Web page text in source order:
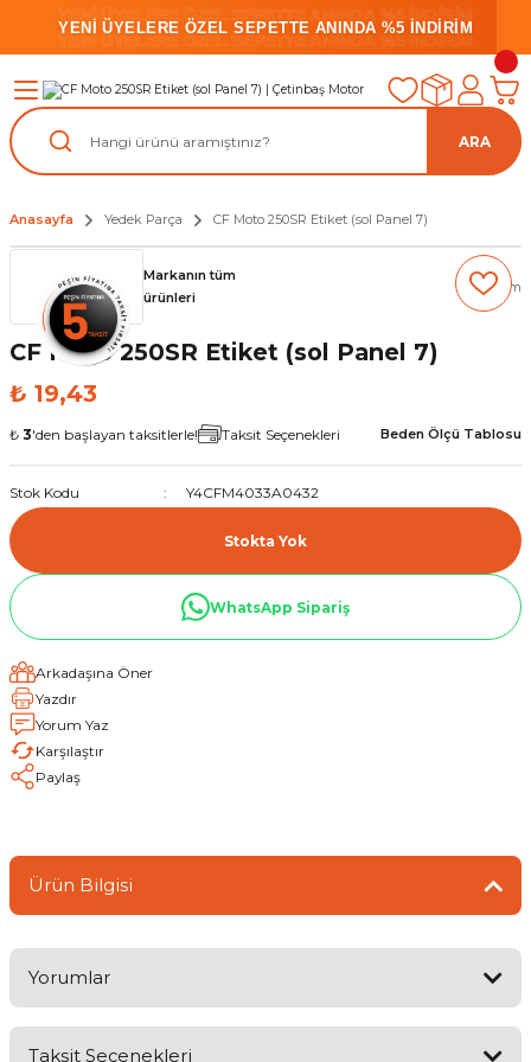
YENİ ÜYELERE ÖZEL SEPETTE ANINDA %5 İNDİRİM
YENİ ÜYELERE ÖZEL SEPETTE ANINDA %5 İNDİRİM
YENİ ÜYELERE ÖZEL SEPETTE ANINDA %5 İNDİRİM
ARA
Anasayfa Yedek Parça CF Moto 250SR Etiket (sol Panel 7)
Markanın tüm
ürünleri
(0) Yorum
CF Moto 250SR Etiket (sol Panel 7)
₺ 19,43
₺ 3'den başlayan taksitlerle! Taksit Seçenekleri Beden Ölçü Tablosu
Stok Kodu Y4CFM4033A0432
Stokta Yok
WhatsApp Sipariş
Arkadaşına Öner
Yazdır
Yorum Yaz
Karşılaştır
Paylaş
Ürün Bilgisi
Yorumlar
Taksit Seçenekleri